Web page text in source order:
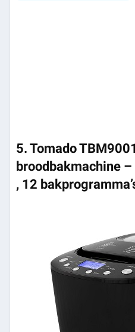
5. Tomado
broodbakmachine
, 12